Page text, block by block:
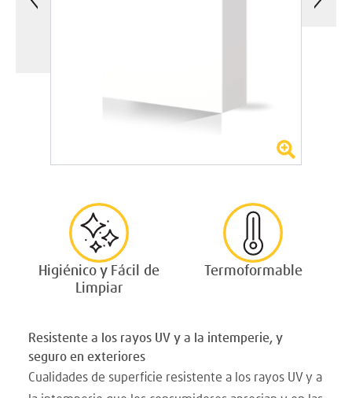
Higiénico y Fácil de
Limpiar
Termoformable
Resistente a los rayos UV y a la intemperie, y
seguro en exteriores
Cualidades de superficie resistente a los rayos UV y a